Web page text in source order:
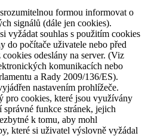
formou informovat o
signálů (dále jen cookies).
vyžádat souhlas s použitím cookies
do počítače uživatele nebo před
odeslány na server. (Viz
komunikacích nebo
a Rady 2009/136/ES).
nastavením prohlížeče.
pro cookies, které jsou využívány
správné funkce stránek, jejich
k tomu, aby mohl
které si uživatel výslovně vyžádal